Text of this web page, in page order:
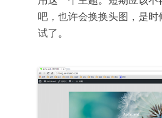
吧，也许会换换头图，是
试了。